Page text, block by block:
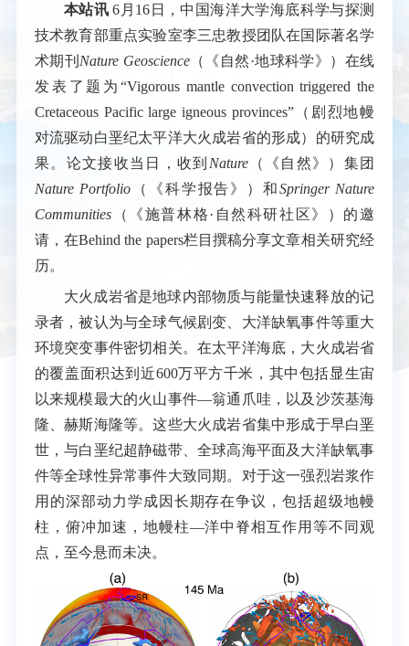
本站讯 6月16日，中国海洋大学海底科学与探测
技术教育部重点实验室李三忠教授团队在国际著名学
术期刊 Nature Geoscience（《自然·地球科学》）在线
发表了题为“Vigorous mantle convection triggered the
Cretaceous Pacific large igneous provinces”（剧烈地幔
对流驱动白垩纪太平洋大火成岩省的形成）的研究成
果。论文接收当日，收到 Nature（《自然》）集团
Nature Portfolio（《科学报告》）和Springer Nature
Communities（《施普林格·自然科研社区》）的邀
请，在Behind the papers栏目撰稿分享文章相关研究经
历。
大火成岩省是地球内部物质与能量快速释放的记
录者，被认为与全球气候剧变、大洋缺氧事件等重大
环境突变事件密切相关。在太平洋海底，大火成岩省
的覆盖面积达到近600万平方千米，其中包括显生宙
以来规模最大的火山事件—翁通爪哇，以及沙茨基海
隆、赫斯海隆等。这些大火成岩省集中形成于早白垩
世，与白垩纪超静磁带、全球高海平面及大洋缺氧事
件等全球性异常事件大致同期。对于这一强烈岩浆作
用的深部动力学成因长期存在争议，包括超级地幔
柱，俯冲加速，地幔柱—洋中脊相互作用等不同观
点，至今悬而未决。